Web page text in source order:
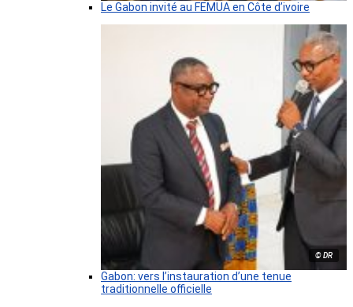
Le Gabon invité au FEMUA en Côte d’ivoire
© DR
Gabon: vers l’instauration d’une tenue
traditionnelle officielle